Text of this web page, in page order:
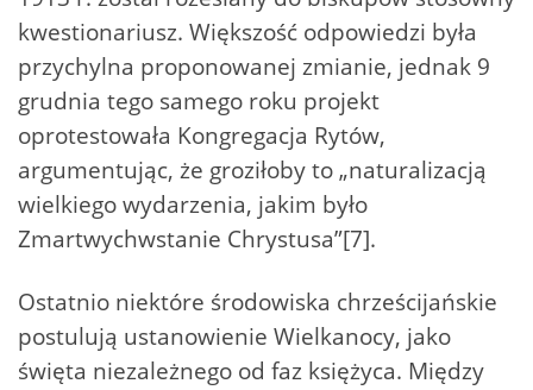
kwestionariusz. Większość odpowiedzi była
przychylna proponowanej zmianie, jednak 9
grudnia tego samego roku projekt
oprotestowała Kongregacja Rytów,
argumentując, że groziłoby to „naturalizacją
wielkiego wydarzenia, jakim było
Zmartwychwstanie Chrystusa”[7].
Ostatnio niektóre środowiska chrześcijańskie
postulują ustanowienie Wielkanocy, jako
święta niezależnego od faz księżyca. Między